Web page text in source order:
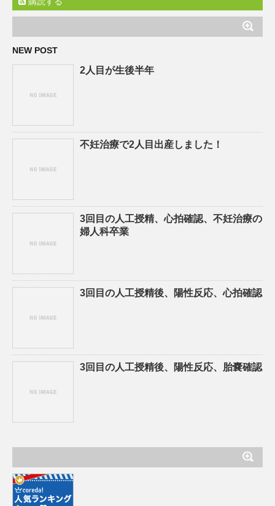
NEW POST
2人目が生後半年
不妊治療で2人目出産しました！
3回目の人工授精、心拍確認、不妊治療の
婦人科卒業
3回目の人工授精後、陽性反応、心拍確認
3回目の人工授精後、陽性反応、胎嚢確認